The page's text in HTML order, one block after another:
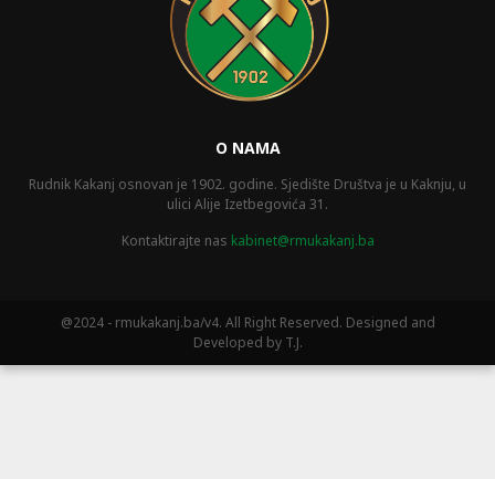
O NAMA
Rudnik Kakanj osnovan je 1902. godine. Sjedište Društva je u Kaknju, u
ulici Alije Izetbegovića 31.
Kontaktirajte nas kabinet@rmukakanj.ba
@2024 - rmukakanj.ba/v4. All Right Reserved. Designed and
Developed by T.J.